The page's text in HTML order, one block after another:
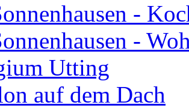
-
-
Utting
auf dem Dach